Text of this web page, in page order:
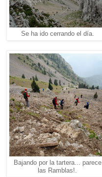
Se ha ido cerrando el día.
Bajando por la tartera... parece
las Ramblas!.